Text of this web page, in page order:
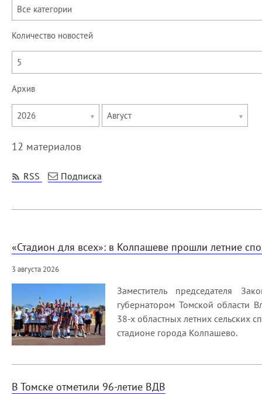
Все категории
Количество новостей
5
Архив
Укажите
год
2026
Укажите
месяц
Август
12 материалов
RSS Подписка
«Стадион для всех»: в Колпашеве прошли летние
3 августа 2026
Заместитель председателя
губернатором Томской области
38-х областных летних сельских
стадионе города Колпашево.
В Томске отметили 96-летие ВДВ